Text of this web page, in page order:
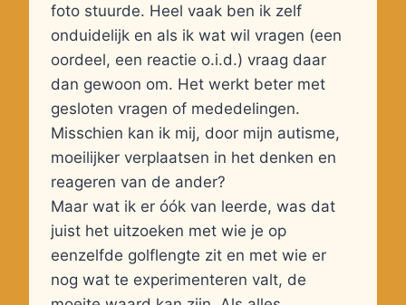
foto stuurde. Heel vaak ben ik zelf
onduidelijk en als ik wat wil vragen (een
oordeel, een reactie o.i.d.) vraag daar
dan gewoon om. Het werkt beter met
gesloten vragen of mededelingen.
Misschien kan ik mij, door mijn autisme,
moeilijker verplaatsen in het denken en
reageren van de ander?
Maar wat ik er óók van leerde, was dat
juist het uitzoeken met wie je op
eenzelfde golflengte zit en met wie er
nog wat te experimenteren valt, de